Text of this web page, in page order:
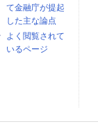
て金融庁が提起
した主な論点
よく閲覧されて
いるページ